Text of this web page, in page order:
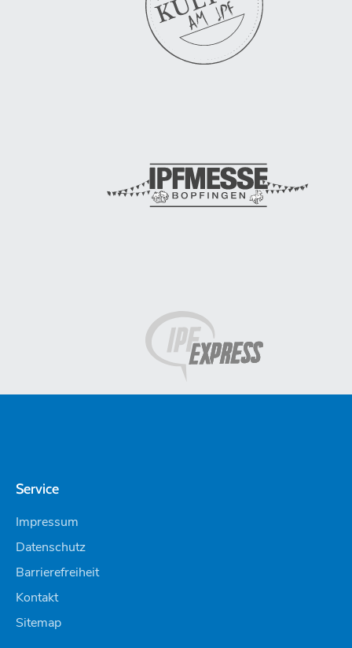
Service
Impressum
Datenschutz
Barrierefreiheit
Kontakt
Sitemap